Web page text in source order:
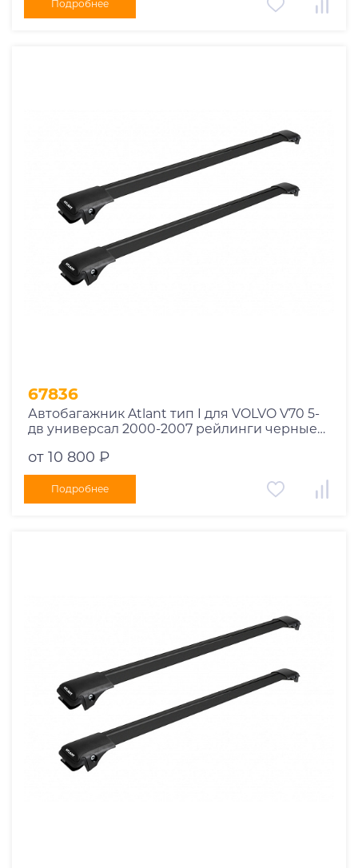
Подробнее
67836
Автобагажник Atlant тип I для VOLVO V70 5-
дв универсал 2000-2007 рейлинги черные
от 10 800 ₽
Подробнее